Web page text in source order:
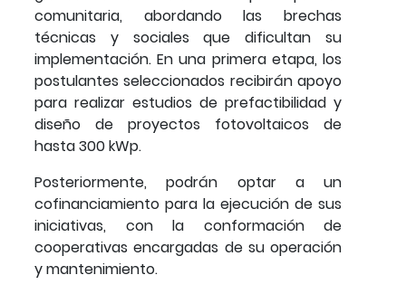
comunitaria, abordando las brechas
técnicas y sociales que dificultan su
implementación. En una primera etapa, los
postulantes seleccionados recibirán apoyo
para realizar estudios de prefactibilidad y
diseño de proyectos fotovoltaicos de
hasta 300 kWp.
Posteriormente, podrán optar a un
cofinanciamiento para la ejecución de sus
iniciativas, con la conformación de
cooperativas encargadas de su operación
y mantenimiento.